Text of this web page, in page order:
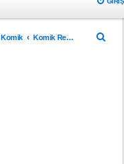
Komik Komik Resimler